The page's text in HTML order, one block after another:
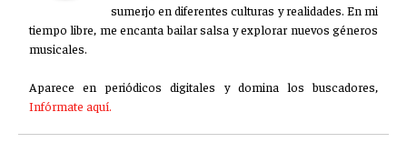
sumerjo en diferentes culturas y realidades. En mi
tiempo libre, me encanta bailar salsa y explorar nuevos géneros
musicales.
Aparece en periódicos digitales y domina los buscadores,
Infórmate aquí.